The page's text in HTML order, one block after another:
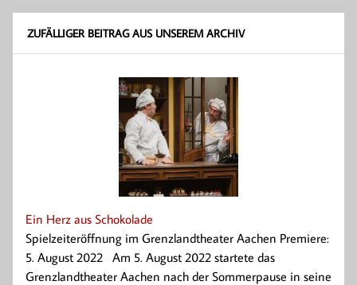
ZUFÄLLIGER BEITRAG AUS UNSEREM ARCHIV
Ein Herz aus Schokolade
Spielzeiteröffnung im Grenzlandtheater Aachen Premiere:
5. August 2022 Am 5. August 2022 startete das
Grenzlandtheater Aachen nach der Sommerpause in seine